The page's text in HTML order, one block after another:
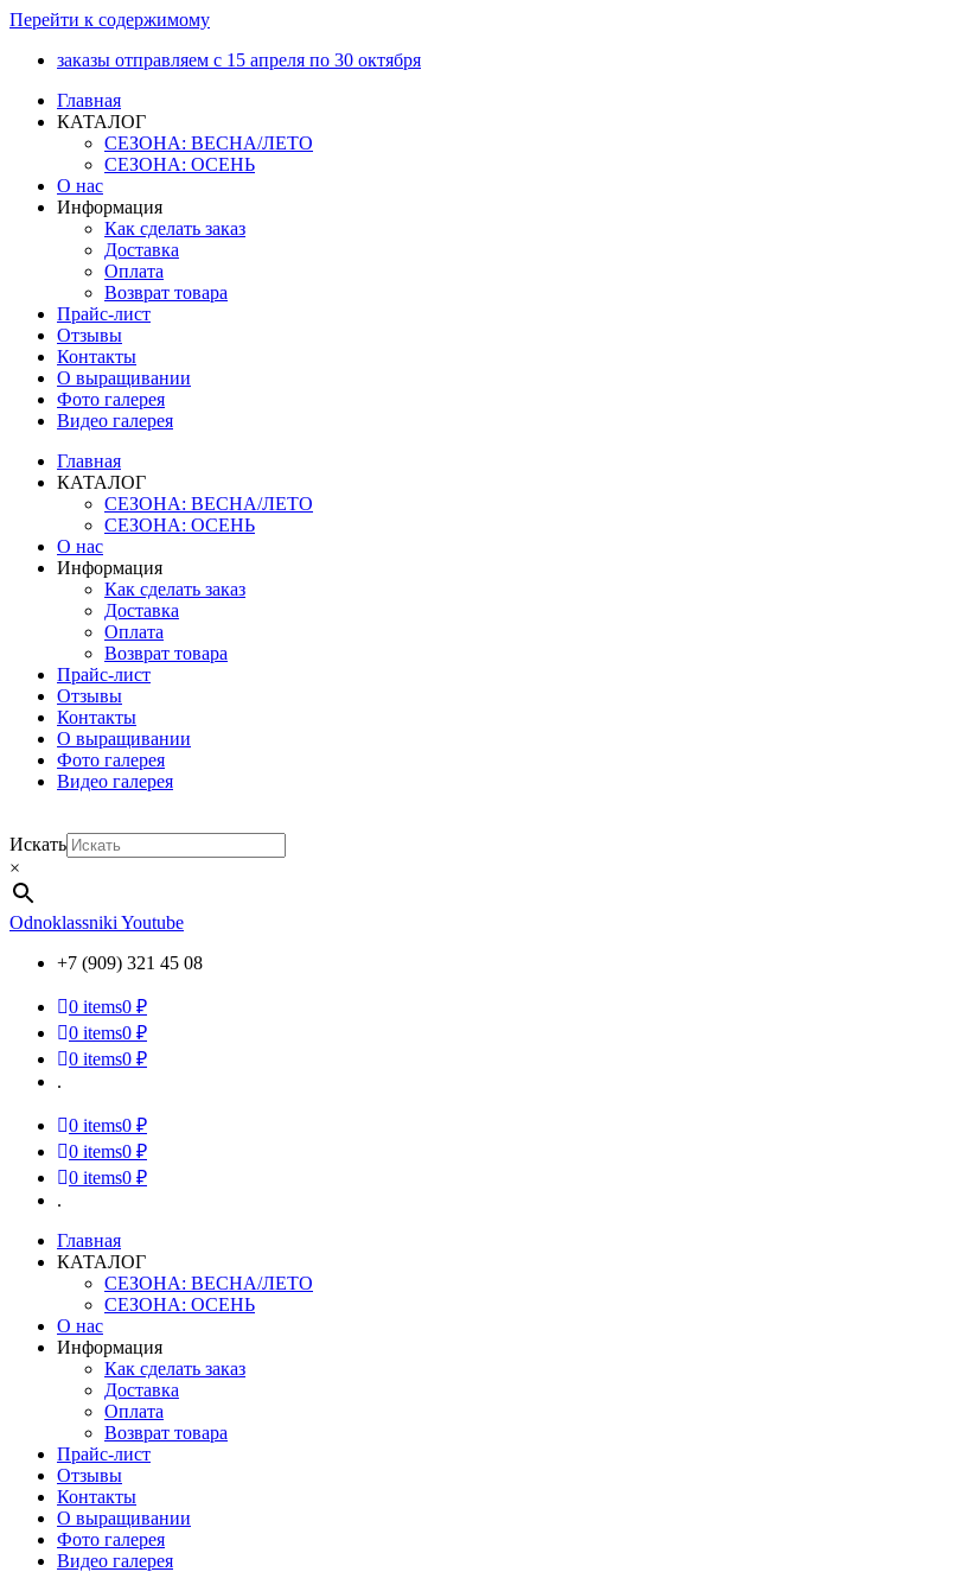
Перейти к содержимому
заказы отправляем с 15 апреля по 30 октября
Главная
КАТАЛОГ
СЕЗОНА: ВЕСНА/ЛЕТО
СЕЗОНА: ОСЕНЬ
О нас
Информация
Как сделать заказ
Доставка
Оплата
Возврат товара
Прайс-лист
Отзывы
Контакты
О выращивании
Фото галерея
Видео галерея
Главная
КАТАЛОГ
СЕЗОНА: ВЕСНА/ЛЕТО
СЕЗОНА: ОСЕНЬ
О нас
Информация
Как сделать заказ
Доставка
Оплата
Возврат товара
Прайс-лист
Отзывы
Контакты
О выращивании
Фото галерея
Видео галерея
Искать
×
Odnoklassniki Youtube
+7 (909) 321 45 08
0 items0 ₽
0 items0 ₽
0 items0 ₽
.
0 items0 ₽
0 items0 ₽
0 items0 ₽
.
Главная
КАТАЛОГ
СЕЗОНА: ВЕСНА/ЛЕТО
СЕЗОНА: ОСЕНЬ
О нас
Информация
Как сделать заказ
Доставка
Оплата
Возврат товара
Прайс-лист
Отзывы
Контакты
О выращивании
Фото галерея
Видео галерея